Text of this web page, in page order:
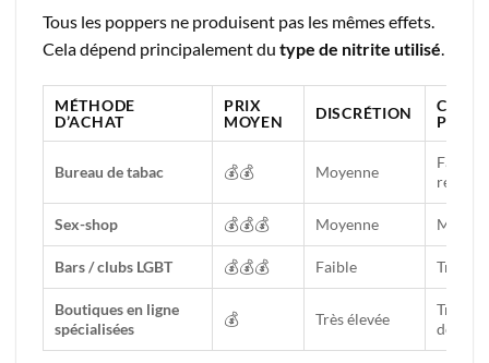
Tous les poppers ne produisent pas les mêmes effets.
Cela dépend principalement du type de nitrite utilisé.
MÉTHODE
D’ACHAT
PRIX
MOYEN
DISCRÉTION
Bureau de tabac 💰💰 Moyenne
Faible
Sex-shop 💰💰💰 Moyenne Moyen
Bars / clubs LGBT 💰💰💰 Faible Très
Boutiques en ligne
spécialisées
💰 Très élevée
Très
de